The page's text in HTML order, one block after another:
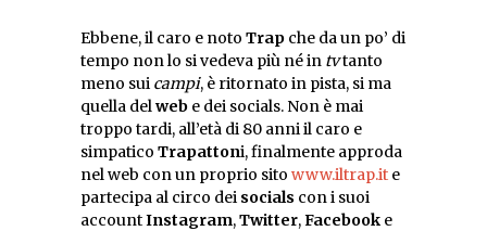
Ebbene, il caro e noto Trap che da un po’ di
tempo non lo si vedeva più né in tvtanto
meno sui campi, è ritornato in pista, si ma
quella del web e dei socials. Non è mai
troppo tardi, all’età di 80 anni il caro e
simpatico Trapattoni, finalmente approda
nel web con un proprio sito www.iltrap.it e
partecipa al circo dei socials con i suoi
accountInstagram,Twitter,Facebook e